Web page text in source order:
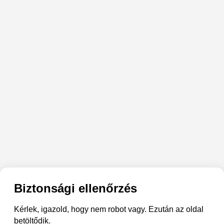
Biztonsági ellenőrzés
Kérlek, igazold, hogy nem robot vagy. Ezután az oldal
betöltődik.